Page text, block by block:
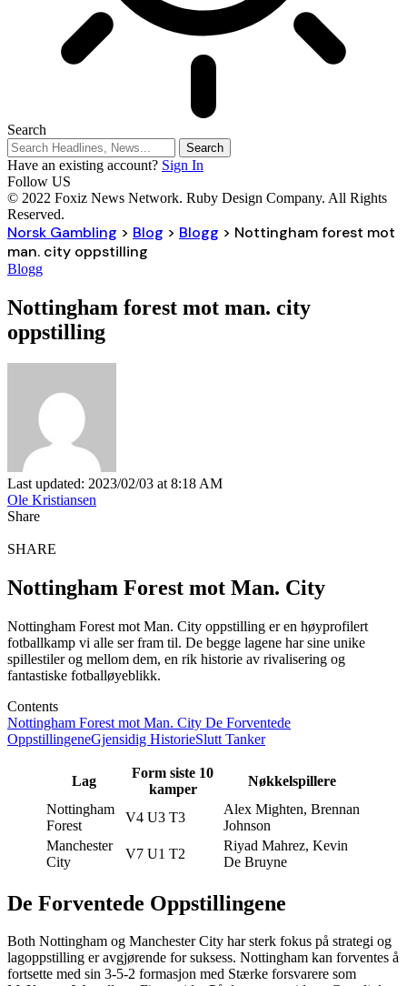
Search
Have an existing account? Sign In
Follow US
© 2022 Foxiz News Network. Ruby Design Company. All Rights
Reserved.
Norsk Gambling > Blog > Blogg > Nottingham forest mot
man. city oppstilling
Blogg
Nottingham forest mot man. city
oppstilling
Last updated: 2023/02/03 at 8:18 AM
Ole Kristiansen
Share
SHARE
Nottingham Forest mot Man. City
Nottingham Forest mot Man. City oppstilling er en høyprofilert
fotballkamp vi alle ser fram til. De begge lagene har sine unike
spillestiler og mellom dem, en rik historie av rivalisering og
fantastiske fotballøyeblikk.
Contents
Nottingham Forest mot Man. City De Forventede
OppstillingeneGjensidig HistorieSlutt Tanker
Lag
Form siste 10
kamper
Nøkkelspillere
Nottingham
Forest
V4 U3 T3
Alex Mighten, Brennan
Johnson
Manchester
City
V7 U1 T2
Riyad Mahrez, Kevin
De Bruyne
De Forventede Oppstillingene
Both Nottingham og Manchester City har sterk fokus på strategi og
lagoppstilling er avgjørende for suksess. Nottingham kan forventes å
fortsette med sin 3-5-2 formasjon med Stærke forsvarere som